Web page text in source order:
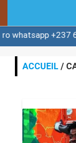
ACCUEIL
ACTUALITE
ALERTE
ANNONCE
+237 654
ACCUEIL /